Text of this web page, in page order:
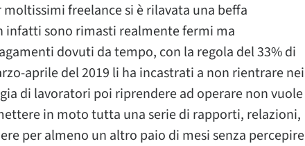
freelance si è rilavata una beffa
infatti sono rimasti realmente fermi ma
dovuti da tempo, con la regola del 33% di
aprile del 2019 li ha incastrati a non rientrare nei
di lavoratori poi riprendere ad operare non vuole
in moto tutta una serie di rapporti, relazioni,
per almeno un altro paio di mesi senza percepire